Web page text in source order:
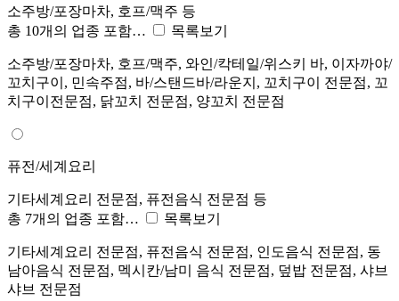
소주방/포장마차, 호프/맥주 등
총 10개의 업종 포함…
목록보기
소주방/포장마차, 호프/맥주, 와인/칵테일/위스키 바, 이자까야/
꼬치구이, 민속주점, 바/스탠드바/라운지, 꼬치구이 전문점, 꼬
치구이전문점, 닭꼬치 전문점, 양꼬치 전문점
퓨전/세계요리
기타세계요리 전문점, 퓨전음식 전문점 등
총 7개의 업종 포함…
목록보기
기타세계요리 전문점, 퓨전음식 전문점, 인도음식 전문점, 동
남아음식 전문점, 멕시칸/남미 음식 전문점, 덮밥 전문점, 샤브
샤브 전문점